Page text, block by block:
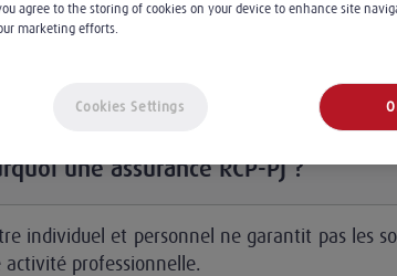
une assurance RCP-PJ ?
individuel et personnel ne garantit pas les
activité professionnelle.
agree to the storing of cookies on your device to enhance site
marketing efforts.
Cookies Settings